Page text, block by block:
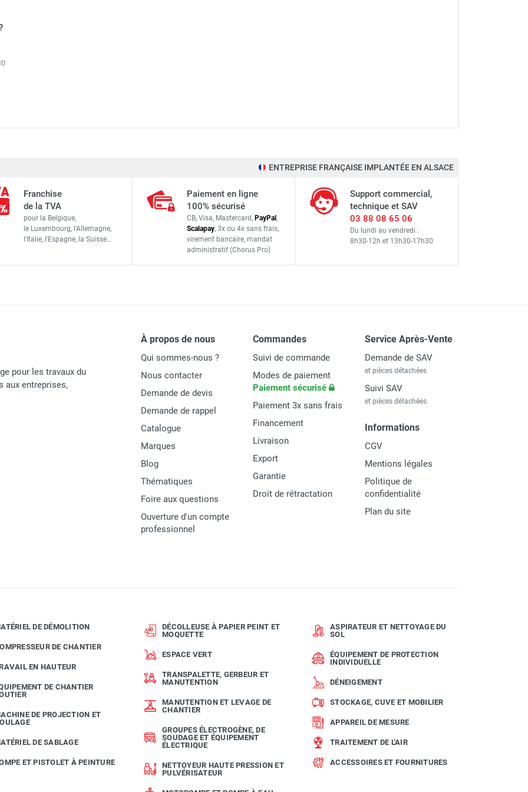
S808
ACCESSOIRES
ENTREPRISE FRANÇAISE IMPLANTÉE EN ALSACE
Franchise
de la TVA
pour la Belgique,
le Luxembourg, l'Allemagne,
l'Italie, l'Espagne, la Suisse…
Paiement en ligne
100% sécurisé
CB, Visa, Mastercard, PayPal,
Scalapay, 3x ou 4x sans frais,
virement bancaire, mandat
administratif (Chorus Pro)
Support commercial,
technique et SAV
03 88 08 65 06
Du lundi au vendredi :
8h30-12h et 13h30-17h30
pour les travaux du
aux entreprises,
À propos de nous
Qui sommes-nous ?
Nous contacter
Demande de devis
Demande de rappel
Catalogue
Marques
Blog
Thématiques
Foire aux questions
Ouverture d'un compte
professionnel
Commandes
Suivi de commande
Modes de paiement
Paiement sécurisé
Paiement 3x sans frais
Financement
Livraison
Export
Garantie
Droit de rétractation
Service Après-Vente
Demande de SAV
et pièces détachées
Suivi SAV
et pièces détachées
Informations
CGV
Mentions légales
Politique de
confidentialité
Plan du site
DE DÉMOLITION
DE CHANTIER
EN HAUTEUR
DE CHANTIER
DE PROJECTION ET
DE SABLAGE
ET PISTOLET À PEINTURE
DÉCOLLEUSE À PAPIER PEINT ET
MOQUETTE
ESPACE VERT
TRANSPALETTE, GERBEUR ET
MANUTENTION
MANUTENTION ET LEVAGE DE
CHANTIER
GROUPES ÉLECTROGÈNE, DE
SOUDAGE ET ÉQUIPEMENT
ÉLECTRIQUE
NETTOYEUR HAUTE PRESSION ET
PULVÉRISATEUR
ASPIRATEUR ET NETTOYAGE DU
SOL
ÉQUIPEMENT DE PROTECTION
INDIVIDUELLE
DÉNEIGEMENT
STOCKAGE, CUVE ET MOBILIER
APPAREIL DE MESURE
TRAITEMENT DE L'AIR
ACCESSOIRES ET FOURNITURES